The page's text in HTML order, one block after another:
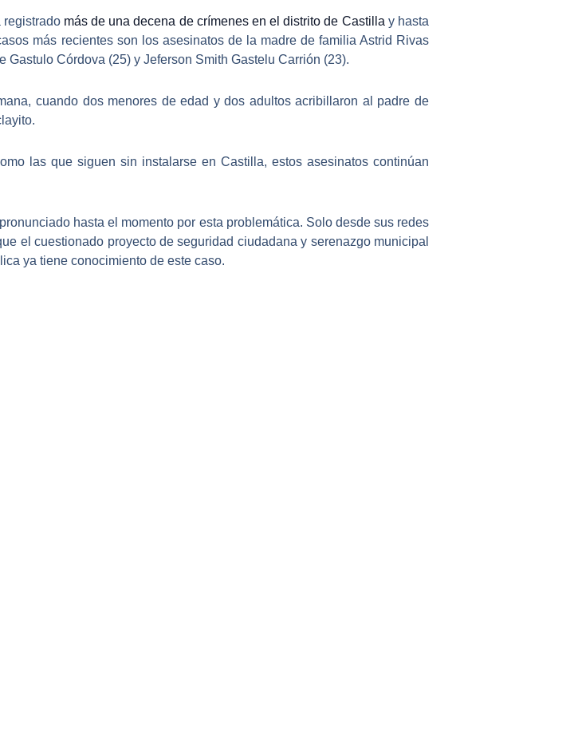
registrado más de una decena de crímenes en el distrito de Castilla y hasta
más recientes son los asesinatos de la madre de familia Astrid Rivas
Córdova (25) y Jeferson Smith Gastelu Carrión (23).
cuando dos menores de edad y dos adultos acribillaron al padre de
.
las que siguen sin instalarse en Castilla, estos asesinatos continúan
hasta el momento por esta problemática. Solo desde sus redes
el cuestionado proyecto de seguridad ciudadana y serenazgo municipal
ya tiene conocimiento de este caso.